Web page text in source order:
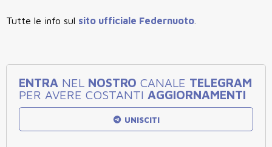
Tutte le info sul sito ufficiale Federnuoto
ENTRA NEL NOSTRO CANALE TELEGRAM
PER AVERE COSTANTI AGGIORNAMENTI
UNISCITI